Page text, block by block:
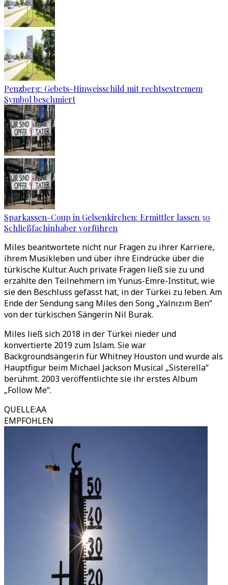
Penzberg: Gebets-Hinweisschild mit rechtsextremem
Symbol beschmiert
Sparkassen-Coup in Gelsenkirchen: Ermittler lassen 30
Schließfachinhaber vorführen
Miles beantwortete nicht nur Fragen zu ihrer Karriere,
ihrem Musikleben und über ihre Eindrücke über die
türkische Kultur. Auch private Fragen ließ sie zu und
erzählte den Teilnehmern im Yunus-Emre-Institut, wie
sie den Beschluss gefasst hat, in der Türkei zu leben. Am
Ende der Sendung sang Miles den Song „Yalnızım Ben“
von der türkischen Sängerin Nil Burak.
Miles ließ sich 2018 in der Türkei nieder und
konvertierte 2019 zum Islam. Sie war
Backgroundsängerin für Whitney Houston und wurde als
Hauptfigur beim Michael Jackson Musical „Sisterella“
berühmt. 2003 veröffentlichte sie ihr erstes Album
„Follow Me“.
QUELLE:AA
EMPFOHLEN